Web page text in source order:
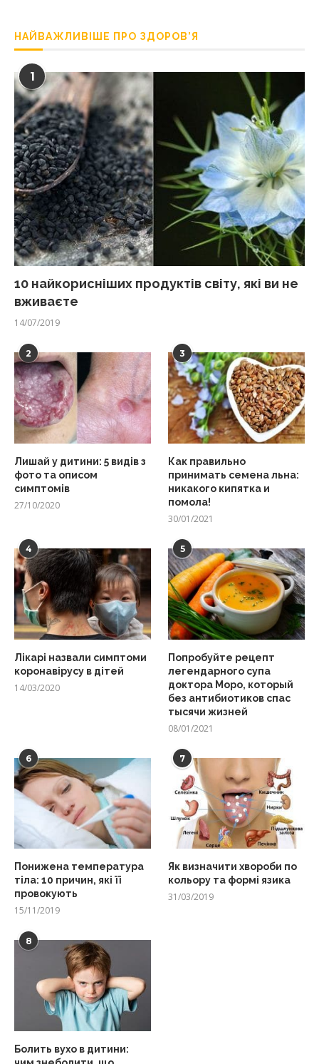
НАЙВАЖЛИВІШЕ ПРО ЗДОРОВ’Я
1
10 найкорисніших продуктів світу, які ви не
вживаєте
14/07/2019
2
Лишай у дитини: 5 видів з
фото та описом
симптомів
27/10/2020
3
Как правильно
принимать семена льна:
никакого кипятка и
помола!
30/01/2021
4
Лікарі назвали симптоми
коронавірусу в дітей
14/03/2020
5
Попробуйте рецепт
легендарного супа
доктора Моро, который
без антибиотиков спас
тысячи жизней
08/01/2021
6
Понижена температура
тіла: 10 причин, які її
провокують
15/11/2019
7
Як визначити хвороби по
кольору та формі язика
31/03/2019
8
Болить вухо в дитини: